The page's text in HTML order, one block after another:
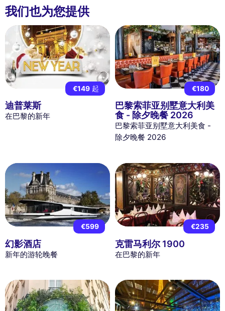
我们也为您提供
€149 起
迪普莱斯
在巴黎的新年
€180
巴黎索菲亚别墅意大利美
食 - 除夕晚餐 2026
巴黎索菲亚别墅意大利美食 -
除夕晚餐 2026
€599
幻影酒店
新年的游轮晚餐
€235
克雷马利尔 1900
在巴黎的新年